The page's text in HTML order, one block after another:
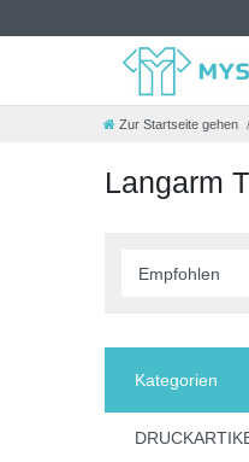
Zur Startseite gehen
Langarm
Kategorien